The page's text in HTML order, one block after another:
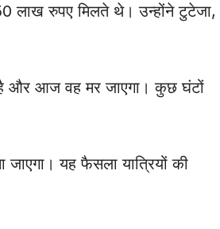
लाख रुपए मिलते थे। उन्होंने टुटेजा,
है और आज वह मर जाएगा। कुछ घंटों
जाएगा। यह फैसला यात्रियों की